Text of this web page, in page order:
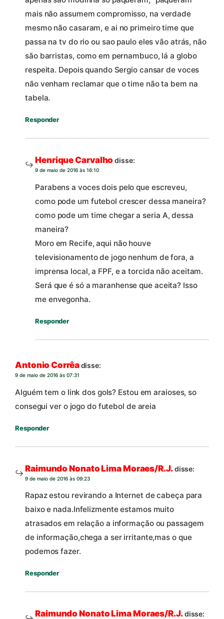
mais não assumem compromisso, na verdade
mesmo não casaram, e ai no primeiro time que
passa na tv do rio ou sao paulo eles vão atrás, não
são barristas, como em pernambuco, lá a globo
respeita. Depois quando Sergio cansar de voces
não venham reclamar que o time não ta bem na
tabela.
Responder
Henrique Carvalho disse:
9 de maio de 2016 às 16:10
Parabens a voces dois pelo que escreveu,
como pode um futebol crescer dessa maneira?
como pode um time chegar a seria A, dessa
maneira?
Moro em Recife, aqui não houve
televisionamento de jogo nenhum de fora, a
imprensa local, a FPF, e a torcida não aceitam.
Será que é só a maranhense que aceita? Isso
me envegonha.
Responder
Antonio Corrêadisse:
9 de maio de 2016 às 07:31
Alguém tem o link dos gols? Estou em araioses, so
consegui ver o jogo do futebol de areia
Responder
Raimundo Nonato Lima Moraes/R.J.disse:
9 de maio de 2016 às 09:23
Rapaz estou revirando a Internet de cabeça para
baixo e nada.Infelizmente estamos muito
atrasados em relação a informação ou passagem
de informação,chega a ser irritante,mas o que
podemos fazer.
Responder
Raimundo Nonato Lima Moraes/R.J.disse: